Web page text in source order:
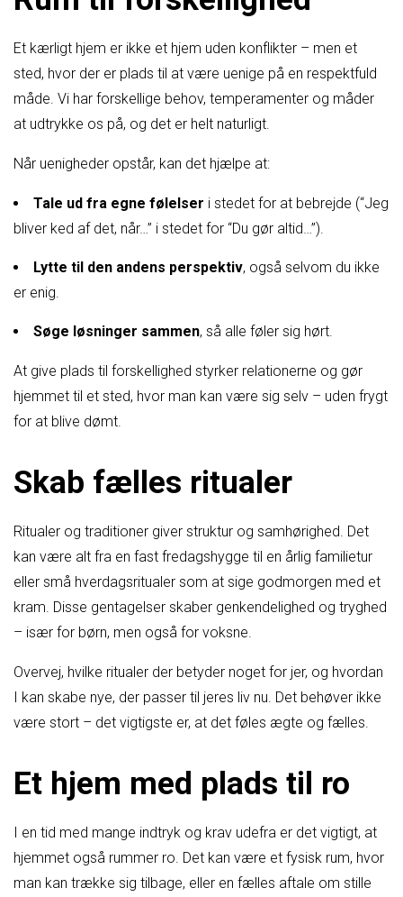
Et kærligt hjem er ikke et hjem uden konflikter – men et
sted, hvor der er plads til at være uenige på en respektfuld
måde. Vi har forskellige behov, temperamenter og måder
at udtrykke os på, og det er helt naturligt.
Når uenigheder opstår, kan det hjælpe at:
Tale ud fra egne følelser i stedet for at bebrejde (“Jeg
bliver ked af det, når…” i stedet for “Du gør altid…”).
Lytte til den andens perspektiv, også selvom du ikke
er enig.
Søge løsninger sammen, så alle føler sig hørt.
At give plads til forskellighed styrker relationerne og gør
hjemmet til et sted, hvor man kan være sig selv – uden frygt
for at blive dømt.
Skab fælles ritualer
Ritualer og traditioner giver struktur og samhørighed. Det
kan være alt fra en fast fredagshygge til en årlig familietur
eller små hverdagsritualer som at sige godmorgen med et
kram. Disse gentagelser skaber genkendelighed og tryghed
– især for børn, men også for voksne.
Overvej, hvilke ritualer der betyder noget for jer, og hvordan
I kan skabe nye, der passer til jeres liv nu. Det behøver ikke
være stort – det vigtigste er, at det føles ægte og fælles.
Et hjem med plads til ro
I en tid med mange indtryk og krav udefra er det vigtigt, at
hjemmet også rummer ro. Det kan være et fysisk rum, hvor
man kan trække sig tilbage, eller en fælles aftale om stille